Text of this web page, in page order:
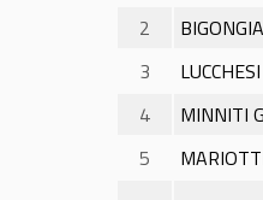
2
3
4
MINNITI
5